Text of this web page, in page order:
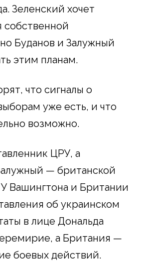
Зеленский хочет
собственной
Буданов и Залужный
этим планам.
что сигналы о
уже есть, и что
возможно.
ЦРУ, а
— британской
Вашингтона и Британии
об украинском
в лице Дональда
а Британия —
боевых действий.